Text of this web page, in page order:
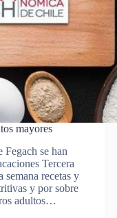
mayores
Fegach se han
Tercera
semana recetas y
y por sobre
adultos…